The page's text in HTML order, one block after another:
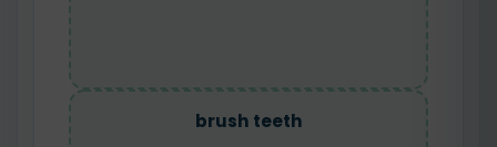
brush teeth